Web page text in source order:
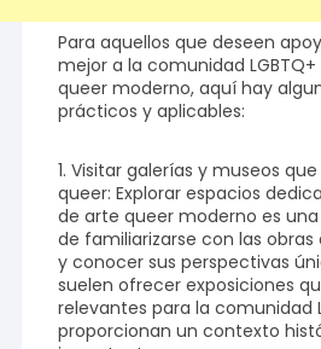
Para aquellos que deseen
mejor a la comunidad
queer moderno, aquí hay
prácticos y aplicables:
1. Visitar galerías y museos
queer: Explorar espacios
de arte queer moderno es
de familiarizarse con las obras
y conocer sus perspectivas
suelen ofrecer exposiciones
relevantes para la comunidad
proporcionan un contexto